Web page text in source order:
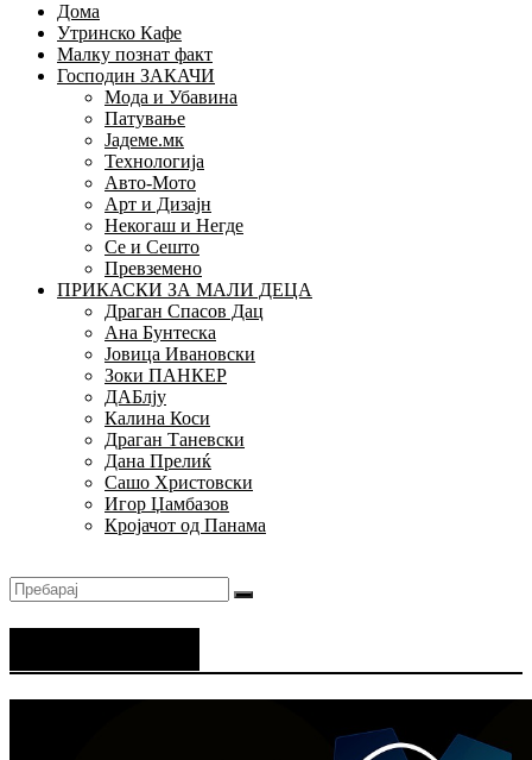
Дома
Утринско Кафе
Малку познат факт
Господин ЗАКАЧИ
Мода и Убавина
Патување
Јадеме.мк
Технологија
Авто-Мото
Арт и Дизајн
Некогаш и Негде
Се и Сешто
Превземено
ПРИКАСКИ ЗА МАЛИ ДЕЦА
Драган Спасов Дац
Ана Бунтеска
Јовица Ивановски
Зоки ПАНКЕР
ДАБлју
Калина Коси
Драган Таневски
Дана Прелиќ
Сашо Христовски
Игор Џамбазов
Кројачот од Панама